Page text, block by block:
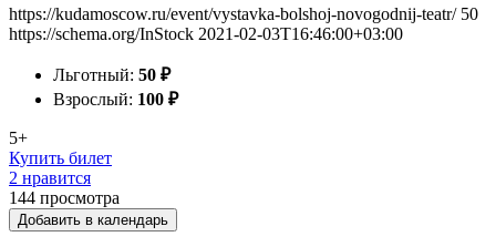
https://kudamoscow.ru/event/vystavka-bolshoj-novogodnij-teatr/ 50
https://schema.org/InStock 2021-02-03T16:46:00+03:00
Льготный: 50 ₽
Взрослый: 100 ₽
5+
Купить билет
2 нравится
144 просмотра
Добавить в календарь